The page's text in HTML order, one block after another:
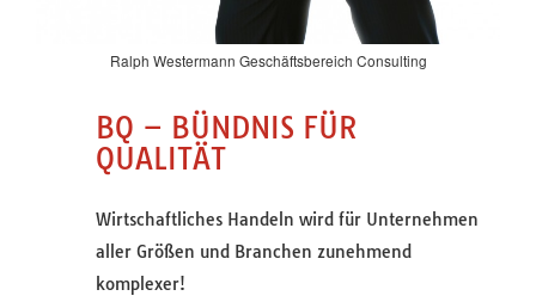
Ralph Westermann Geschäftsbereich Consulting
BQ – BÜNDNIS FÜR
QUALITÄT
Wirtschaftliches Handeln wird für Unternehmen
aller Größen und Branchen zunehmend
komplexer!